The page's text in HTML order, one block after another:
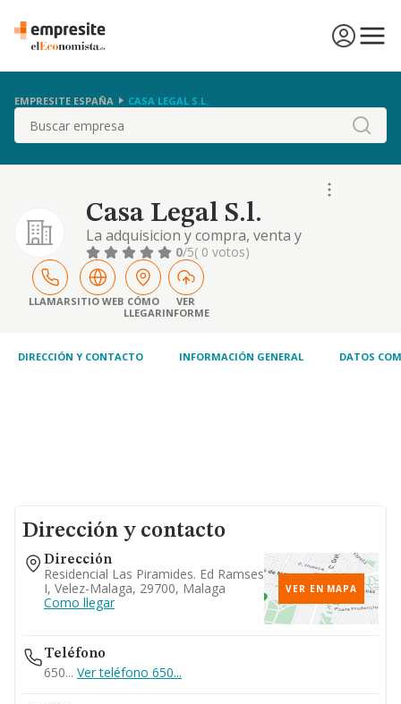
EMPRESITE ESPAÑA CASA LEGAL S.L.
Buscar
Casa Legal S.l.
La adquisicion y compra, venta y
enajenacion, gestion y administracion,
arrendamiento, tenencia y explotacion de
toda clase de bienes inmuebles; urbanos o
rusticos, edificaciones de todo tipo,
complejos urbanisticos o re
0/5( 0 votos)
LLAMARSITIO WEB CÓMO
LLEGAR
VER
INFORME
DIRECCIÓN Y CONTACTO INFORMACIÓN GENERAL DATOS
Dirección y contacto
Dirección
Residencial Las Piramides. Ed Ramses
I, Velez-Malaga, 29700, Malaga
Como llegar
VER EN MAPA
Teléfono
650... Ver teléfono 650...